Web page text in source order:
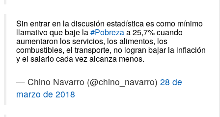
Sin entrar en la discusión estadística es como mínimo
llamativo que baje la#Pobrezaa 25,7% cuando
aumentaron los servicios, los alimentos, los
combustibles, el transporte, no logran bajar la inflación
y el salario cada vez alcanza menos.
— Chino Navarro (@chino_navarro) 28 de
marzo de 2018